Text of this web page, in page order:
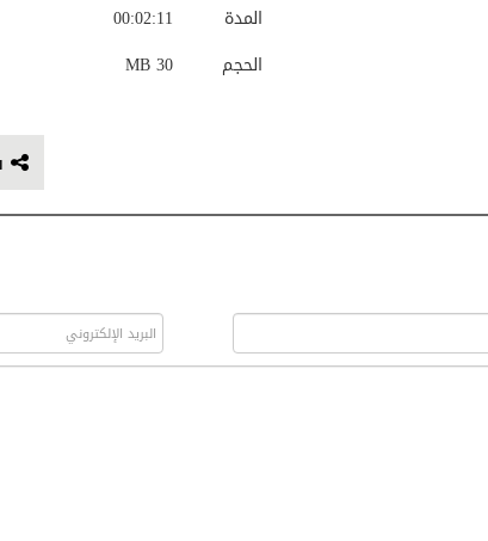
00:02:11
المدة
30 MB
الحجم